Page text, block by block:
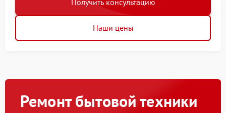
Получить консультацию
Наши цены
Ремонт бытовой техники